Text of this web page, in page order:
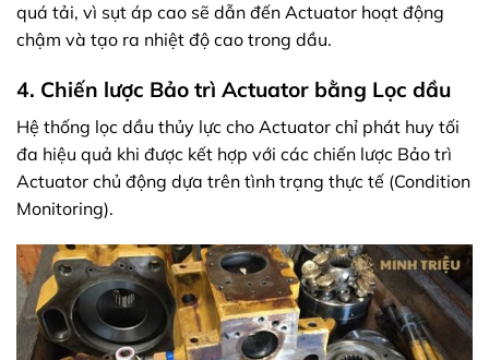
quá tải, vì sụt áp cao sẽ dẫn đến Actuator hoạt động
chậm và tạo ra nhiệt độ cao trong dầu.
4. Chiến lược Bảo trì Actuator bằng Lọc dầu
Hệ thống lọc dầu thủy lực cho Actuator chỉ phát huy tối
đa hiệu quả khi được kết hợp với các chiến lược Bảo trì
Actuator chủ động dựa trên tình trạng thực tế (Condition
Monitoring).